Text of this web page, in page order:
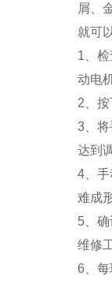
屑、
就可
1、
动电
2、
3、
达到
4、
难成
5、
维修
6、